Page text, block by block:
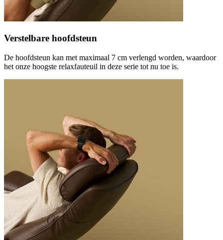
Verstelbare hoofdsteun
De hoofdsteun kan met maximaal 7 cm verlengd worden, waardoor
het onze hoogste relaxfauteuil in deze serie tot nu toe is.